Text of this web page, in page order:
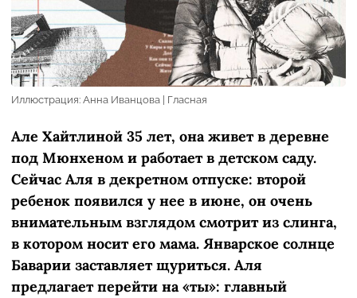
Иллюстрация: Анна Иванцова | Гласная
Але Хайтлиной 35 лет, она живет в деревне
под Мюнхеном и работает в детском саду.
Сейчас Аля в декретном отпуске: второй
ребенок появился у нее в июне, он очень
внимательным взглядом смотрит из слинга,
в котором носит его мама. Январское солнце
Баварии заставляет щуриться. Аля
предлагает перейти на «ты»: главный